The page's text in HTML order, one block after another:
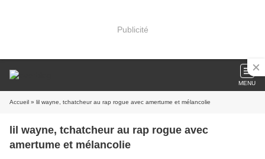
Publicité
MENU
Accueil » lil wayne, tchatcheur au rap rogue avec amertume et mélancolie
lil wayne, tchatcheur au rap rogue avec
amertume et mélancolie